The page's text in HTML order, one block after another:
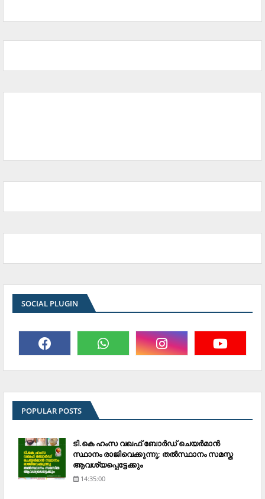
SOCIAL PLUGIN
POPULAR POSTS
ടി.കെ ഹംസ വഖഫ് ബോര്‍ഡ് ചെയര്‍മാന്‍
സ്ഥാനം രാജിവെക്കുന്നു; തല്‍സ്ഥാനം സമസ്ത
ആവശ്യപ്പെട്ടേക്കും
14:35:00